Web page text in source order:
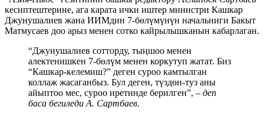
кесиптештерине, ага карата ички иштер министри Кашкар
Джунушалиев жана ИИМдин 7-бөлүмүнүн начальниги Бакыт
Матмусаев доо арыз менен сотко кайрылышканын кабарлаган.
“Джунушалиев сотторду, тыңшоо менен
алектенишкен 7-бөлүм менен коркутуп жатат. Биз
“Кашкар-келемиш?” деген суроо камтылган
коллаж жасаганбыз. Бул деген, түздөн-туз аны
айыптоо мес, суроо иретинде берилген”, – деп
баса бегиледи А. Сартбаев.